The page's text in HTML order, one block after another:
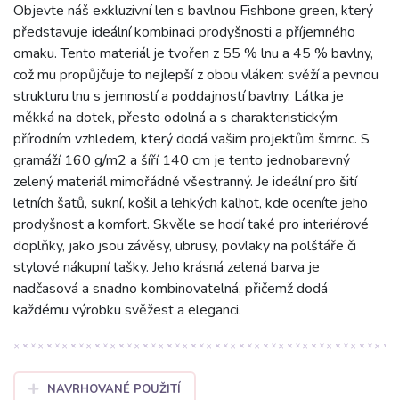
Objevte náš exkluzivní len s bavlnou Fishbone green, který
představuje ideální kombinaci prodyšnosti a příjemného
omaku. Tento materiál je tvořen z 55 % lnu a 45 % bavlny,
což mu propůjčuje to nejlepší z obou vláken: svěží a pevnou
strukturu lnu s jemností a poddajností bavlny. Látka je
měkká na dotek, přesto odolná a s charakteristickým
přírodním vzhledem, který dodá vašim projektům šmrnc. S
gramáží 160 g/m2 a šíří 140 cm je tento jednobarevný
zelený materiál mimořádně všestranný. Je ideální pro šití
letních šatů, sukní, košil a lehkých kalhot, kde oceníte jeho
prodyšnost a komfort. Skvěle se hodí také pro interiérové
doplňky, jako jsou závěsy, ubrusy, povlaky na polštáře či
stylové nákupní tašky. Jeho krásná zelená barva je
nadčasová a snadno kombinovatelná, přičemž dodá
každému výrobku svěžest a eleganci.
NAVRHOVANÉ POUŽITÍ